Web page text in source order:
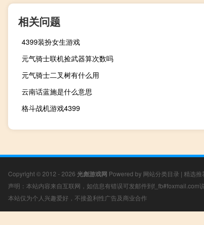
相关问题
4399装扮女生游戏
元气骑士联机捡武器算次数吗
元气骑士二叉树有什么用
云南话蓝施是什么意思
格斗战机游戏4399
Copyright © 2012 - 2026 光彪游戏网 Powered by 网站分类目录 | 精选推
声明：本站内容来自互联网，如信息有错误可发邮件到f_fb#foxmail.com
本站仅为个人兴趣爱好，不接盈利性广告及商业合作